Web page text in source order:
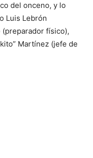
del onceno, y lo
Luis Lebrón
(preparador físico),
Martínez (jefe de